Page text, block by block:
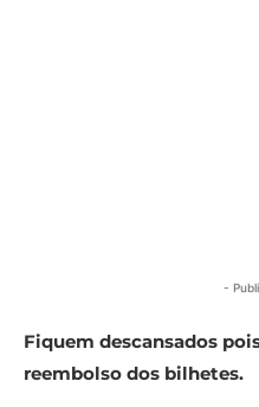
-
Fiquem descansados
reembolso dos bilhetes.